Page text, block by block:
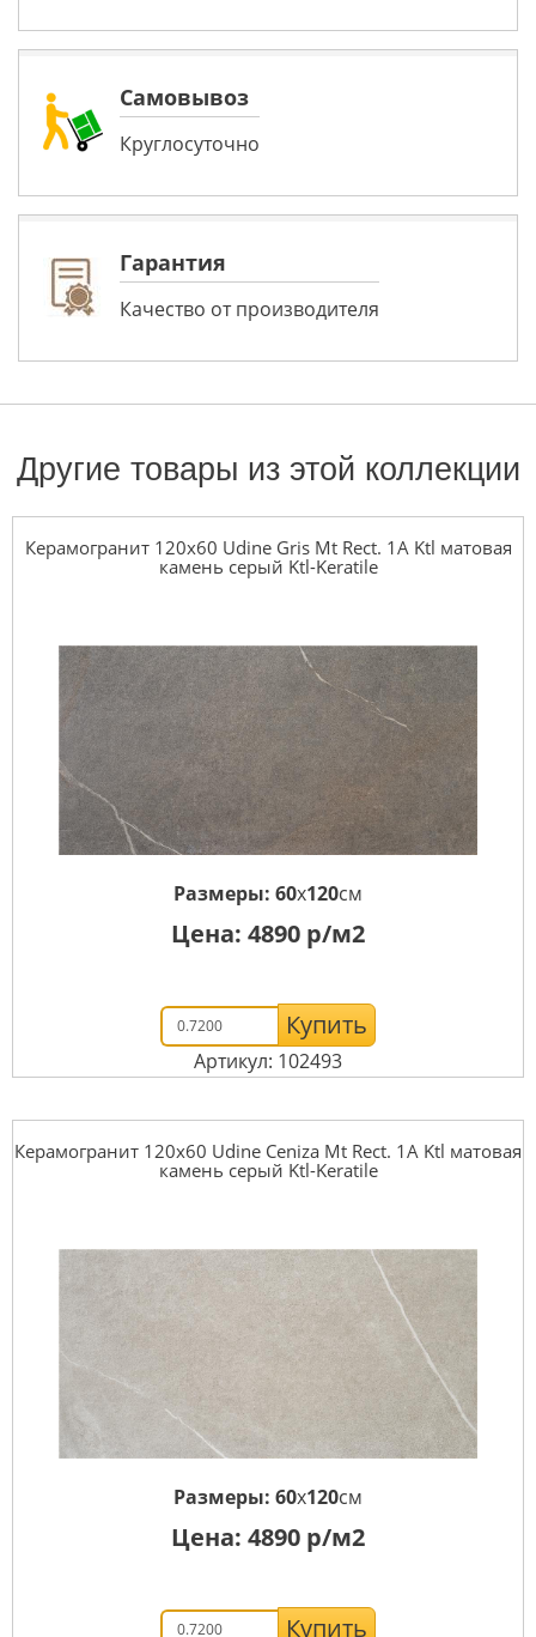
Самовывоз
Круглосуточно
Гарантия
Качество от производителя
Другие товары из этой коллекции
Керамогранит 120x60 Udine Gris Mt Rect. 1A Ktl матовая
камень серый Ktl-Keratile
Размеры: 60x120см
Цена: 4890 р/м2
Купить
Артикул: 102493
Керамогранит 120x60 Udine Ceniza Mt Rect. 1A Ktl матовая
камень серый Ktl-Keratile
Размеры: 60x120см
Цена: 4890 р/м2
Купить